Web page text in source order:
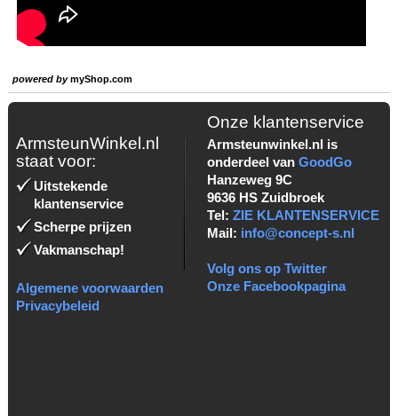
powered bymyShop.com
ArmsteunWinkel.nl
staat voor:
Uitstekende
klantenservice
Scherpe prijzen
Vakmanschap!
Algemene voorwaarden
Privacybeleid
Onze klantenservice
Armsteunwinkel.nl is
onderdeel van GoodGo
Hanzeweg 9C
9636 HS Zuidbroek
Tel: ZIE KLANTENSERVICE
Mail: info@concept-s.nl
Volg ons op Twitter
Onze Facebookpagina